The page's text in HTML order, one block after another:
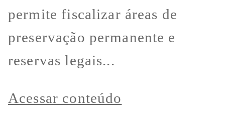
permite fiscalizar áreas de
preservação permanente e
reservas legais...
Acessar conteúdo